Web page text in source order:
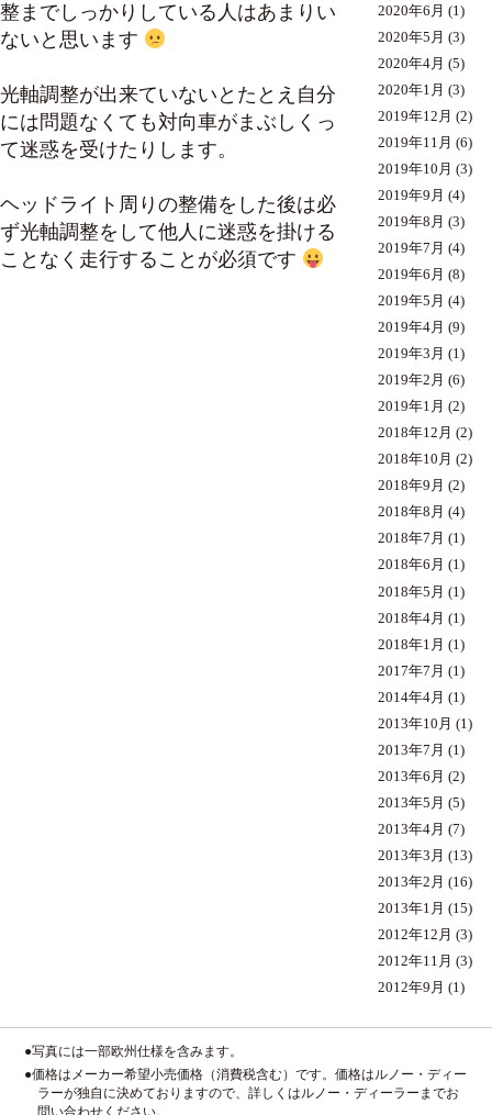
整までしっかりしている人はあまりい
ないと思います
光軸調整が出来ていないとたとえ自分
には問題なくても対向車がまぶしくっ
て迷惑を受けたりします。
ヘッドライト周りの整備をした後は必
ず光軸調整をして他人に迷惑を掛ける
ことなく走行することが必須です
2020年6月 (1)
2020年5月 (3)
2020年4月 (5)
2020年1月 (3)
2019年12月 (2)
2019年11月 (6)
2019年10月 (3)
2019年9月 (4)
2019年8月 (3)
2019年7月 (4)
2019年6月 (8)
2019年5月 (4)
2019年4月 (9)
2019年3月 (1)
2019年2月 (6)
2019年1月 (2)
2018年12月 (2)
2018年10月 (2)
2018年9月 (2)
2018年8月 (4)
2018年7月 (1)
2018年6月 (1)
2018年5月 (1)
2018年4月 (1)
2018年1月 (1)
2017年7月 (1)
2014年4月 (1)
2013年10月 (1)
2013年7月 (1)
2013年6月 (2)
2013年5月 (5)
2013年4月 (7)
2013年3月 (13)
2013年2月 (16)
2013年1月 (15)
2012年12月 (3)
2012年11月 (3)
2012年9月 (1)
●写真には一部欧州仕様を含みます。
●価格はメーカー希望小売価格（消費税含む）です。価格はルノー・ディー
ラーが独自に決めておりますので、詳しくはルノー・ディーラーまでお
問い合わせください。